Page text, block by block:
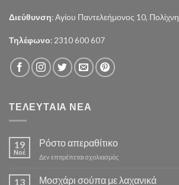
Διεύθυνση: Αγίου Παντελεήμονος 10, Πολίχνη
Τηλέφωνο: 2310 600 607
ΤΕΛΕΥΤΑΙΑ ΝΕΑ
19
Νοέ
Ρόστο απεραθίτικο
Δεν επιτρέπεται σχολιασμόςστο
απεραθίτικο
13 Μοσχάρι σούπα με λαχανικά